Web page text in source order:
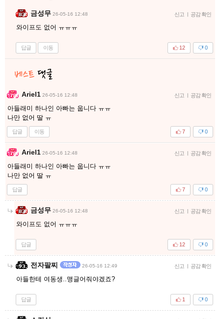
금성무 26-05-16 12:48 신고 | 공감 확인
와이프도 없어 ㅠㅠㅠ
답글 이동 0
12
Ariel1 26-05-16 12:48 신고 | 공감 확인
아들래미 하나인 아빠는 웁니다 ㅠㅠ
나만 없어 딸 ㅠ
답글 이동 0
7
Ariel1 26-05-16 12:48 신고 | 공감 확인
아들래미 하나인 아빠는 웁니다 ㅠㅠ
나만 없어 딸 ㅠ
답글 0
7
금성무 26-05-16 12:48 신고 | 공감 확인
와이프도 없어 ㅠㅠㅠ
답글 0
12
전자팔찌 26-05-16 12:49 신고 | 공감 확인
아들한테 여동생..맹글어줘야겠죠?
답글 0
1